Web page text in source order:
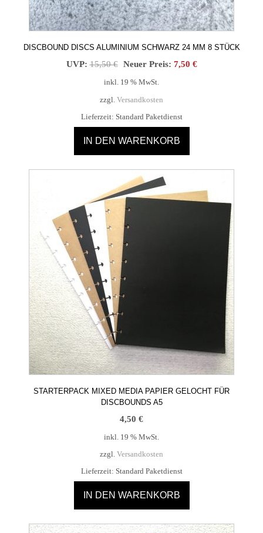
DISCBOUND DISCS ALUMINIUM SCHWARZ 24 MM 8 STÜCK
UVP: 15,50€ Ursprünglicher
15,50 €
Neuer Preis: 7,50 €Aktueller
inkl. 19 % MwSt.
zzgl. Versandkosten
Lieferzeit: Standard Paketdienst
IN DEN WARENKORB
STARTERPACK MIXED MEDIA PAPIER GELOCHT FÜR
DISCBOUNDS A5
4,50 €
inkl. 19 % MwSt.
zzgl. Versandkosten
Lieferzeit: Standard Paketdienst
IN DEN WARENKORB